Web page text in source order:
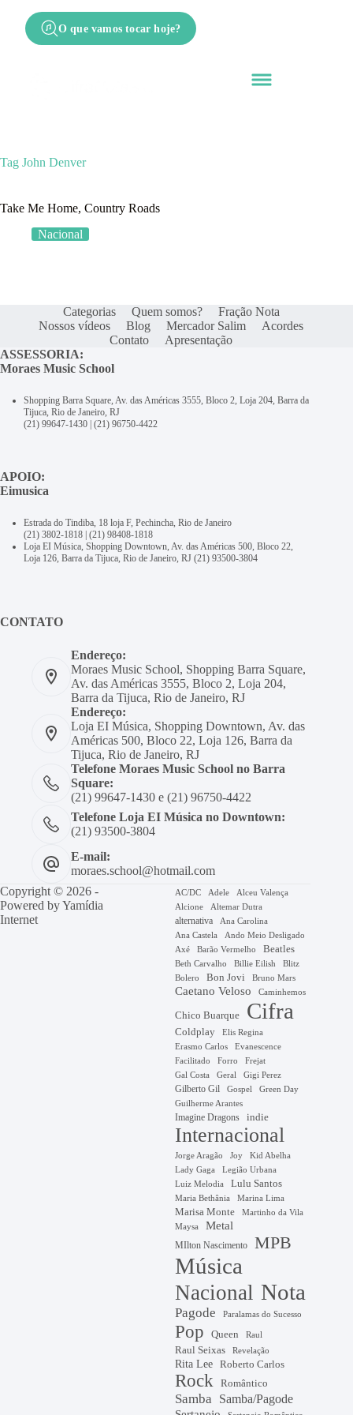
O que vamos tocar hoje?
Tag John Denver
Take Me Home, Country Roads
Nacional
Categorias Quem somos?
Fração Nota
Nossos vídeos
Blog Mercador Salim
Acordes
Contato
Apresentação
ASSESSORIA:
Moraes Music School
Shopping Barra Square, Av. das Américas 3555, Bloco 2, Loja 204, Barra da
Tijuca, Rio de Janeiro, RJ
(21) 99647-1430 | (21) 96750-4422
APOIO:
Eimusica
Estrada do Tindiba, 18 loja F, Pechincha, Rio de Janeiro
(21) 3802-1818 | (21) 98408-1818
Loja EI Música, Shopping Downtown, Av. das Américas 500, Bloco 22,
Loja 126, Barra da Tijuca, Rio de Janeiro, RJ (21) 93500-3804
CONTATO
Endereço:
Moraes Music School, Shopping Barra Square,
Av. das Américas 3555, Bloco 2, Loja 204,
Barra da Tijuca, Rio de Janeiro, RJ
Endereço:
Loja EI Música, Shopping Downtown, Av. das
Américas 500, Bloco 22, Loja 126, Barra da
Tijuca, Rio de Janeiro, RJ
Telefone Moraes Music School no Barra
Square:
(21) 99647-1430 e (21) 96750-4422
Telefone Loja EI Música no Downtown:
(21) 93500-3804
E-mail:
moraes.school@hotmail.com
Copyright © 2026 -
Powered byYamídia
Internet
AC/DC Adele
Alceu Valença
Alcione
Altemar Dutra
alternativa
Ana Carolina
Ana Castela
Ando Meio Desligado
Axé Barão Vermelho Beatles
Beth Carvalho Billie Eilish
Blitz
Bolero
Bon Jovi Bruno Mars
Caetano Veloso Caminhemos
Chico Buarque Cifra
Coldplay
Elis Regina
Erasmo Carlos
Evanescence
Facilitado
Forro Frejat
Gal Costa Geral Gigi Perez
Gilberto Gil Gospel Green Day
Guilherme Arantes
Imagine Dragons indie
Internacional
Jorge Aragão Joy Kid Abelha
Lady Gaga
Legião Urbana
Luiz Melodia
Lulu Santos
Maria Bethânia Marina Lima
Marisa Monte
Martinho da Vila
Maysa
Metal
MIlton Nascimento MPB
Música
Nacional Nota
Pagode Paralamas do Sucesso
Pop Queen Raul
Raul Seixas Revelação
Rita Lee Roberto Carlos
Rock Romântico
Samba
Samba/Pagode